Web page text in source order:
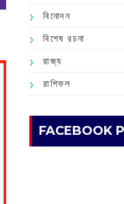
বিনোদন
বিশেষ রচনা
রাজ্য
রাশিফল
FACEBOOK